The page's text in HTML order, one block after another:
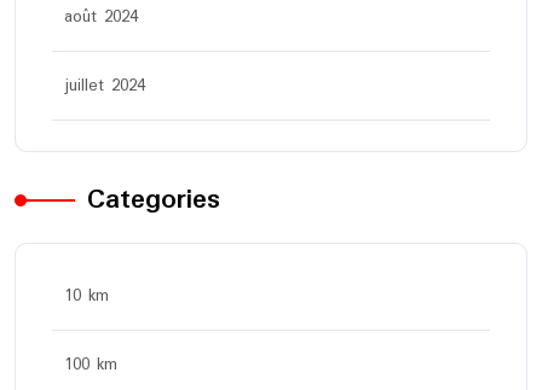
août 2024
juillet 2024
Categories
10 km
100 km